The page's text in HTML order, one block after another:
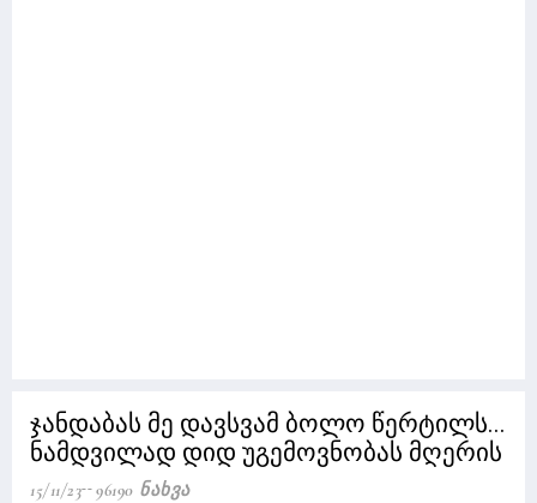
ჯანდაბას მე დავსვამ ბოლო წერტილს...
ნამდვილად დიდ უგემოვნობას მღერის
15/11/23 96190 Ნახვა